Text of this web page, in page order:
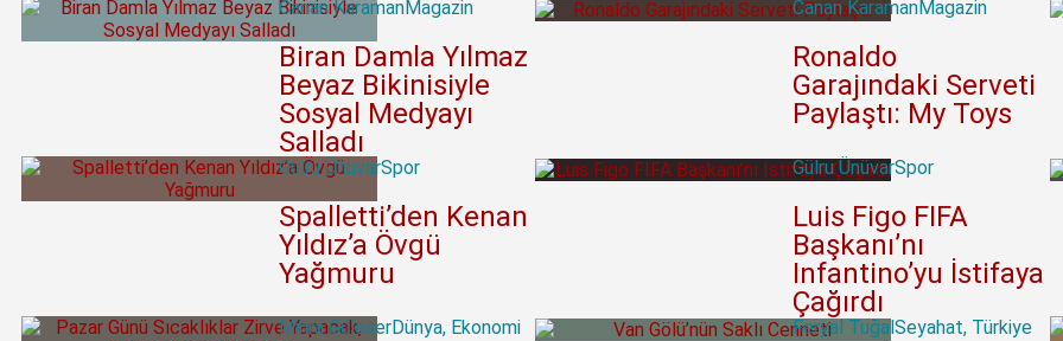
Canan KaramanMagazin
Biran Damla Yılmaz
Beyaz Bikinisiyle
Sosyal Medyayı
Salladı
Canan KaramanMagazin
Ronaldo
Garajındaki Serveti
Paylaştı: My Toys
Gülru ÜnüvarSpor
Spalletti’den Kenan
Yıldız’a Övgü
Yağmuru
Gülru ÜnüvarSpor
Luis Figo FIFA
Başkanı’nı
Infantino’yu İstifaya
Çağırdı
Mihra GüleserDünya, Ekonomi Feryal Tuğal Seyahat, Türkiye